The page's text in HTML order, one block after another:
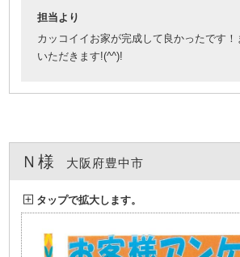
担当より
カッコイイお家が完成して良かったです
いただきます!(^^)!
Ｎ様 大阪府豊中市